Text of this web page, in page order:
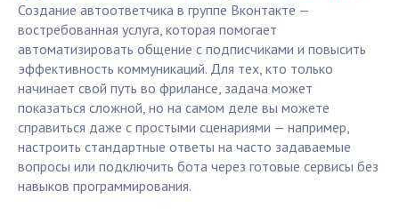
Создание автоответчика в группе Вконтакте —
востребованная услуга, которая помогает
автоматизировать общение с подписчиками и повысить
эффективность коммуникаций. Для тех, кто только
начинает свой путь во фрилансе, задача может
показаться сложной, но на самом деле вы можете
справиться даже с простыми сценариями — например,
настроить стандартные ответы на часто задаваемые
вопросы или подключить бота через готовые сервисы без
навыков программирования.